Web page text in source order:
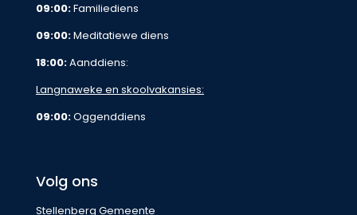
09:00:Familiediens
09:00:Meditatiewe diens
18:00:Aanddiens:
Langnaweke en skoolvakansies:
09:00:Oggenddiens
Volg ons
Stellenberg Gemeente